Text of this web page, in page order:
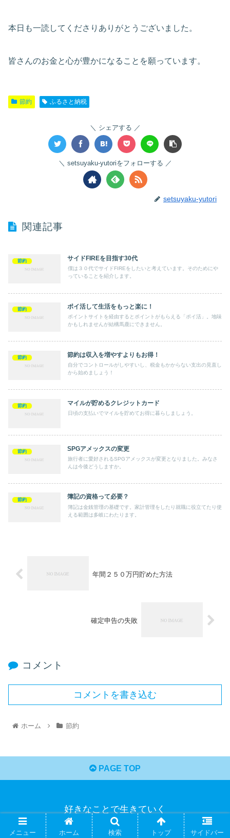
本日も一読してくださりありがとうございました。
皆さんのお金と心が豊かになることを願っています。
節約 ふるさと納税
シェアする
setsuyaku-yutoriをフォローする
setsuyaku-yutori
関連記事
節約 サイドFIREを目指す30代
僕は３０代でサイドFIREをしたいと考えています。そのためにや
っていることを紹介します。
節約 ポイ活して生活をもっと楽に！
ポイントサイトを経由するとポイントがもらえる「ポイ活」。地味
かもしれませんが結構馬鹿にできません。
節約 節約は収入を増やすよりもお得！
自分でコントロールがしやすいし、税金もかからない支出の見直し
から始めましょう！
節約 マイルが貯めるクレジットカード
日頃の支払いでマイルを貯めてお得に暮らしましょう。
節約 SPGアメックスの変更
旅行者に愛好されるSPGアメックスが変更となりました。みなさ
んは今後どうしますか。
節約 簿記の資格って必要？
簿記は金銭管理の基礎です。家計管理をしたり就職に役立てたり使
える範囲は多岐にわたります。
年間２５０万円貯めた方法
確定申告の失敗
コメント
コメントを書き込む
ホーム 節約
PAGE TOP
好きなことで生きていく
© 2022 好きなことで生きていく.
メニュー ホーム 検索 トップ サイドバー